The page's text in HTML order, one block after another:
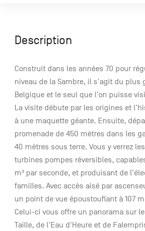
Description
Construit dans les années 70 pour
niveau de la Sambre, il s'agit du plus
Belgique et le seul que l'on puisse
La visite débute par les origines et
à une maquette géante. Ensuite,
promenade de 450 mètres dans les
40 mètres sous terre. Vous y verrez
turbines pompes réversibles,
m³ par seconde, et produisant de
familles. Avec accès aisé par
un point de vue époustouflant à 107
Celui-ci vous offre un panorama sur
Taille, de l'Eau d'Heure et de